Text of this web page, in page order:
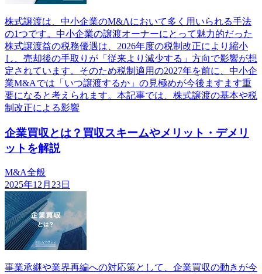
株式譲渡は、中小企業のM&Aにおいて多く用いられる手法
の1つです。中小企業の譲渡オーナーにとって魅力的だった
株式譲渡益の税務優遇は、2026年度の税制改正により縮小
し、売却後の手取りが「従来より減少する」方向で影響が想
定されています。そのため税制適用の2027年を前に、中小企
業M&Aでは「いつ譲渡するか」の見極めが今後ますます重
要になると考えられます。本記事では、株式譲渡の基本や税
制改正による影響
企業買収とは？買収スキームやメリット・デメリ
ットを解説
M&A全般
2025年12月23日
事業承継や業界再編への対応策として、企業買収の動きが今